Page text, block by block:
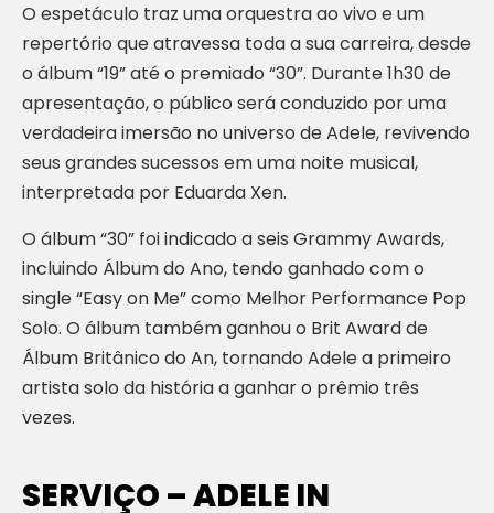
O espetáculo traz uma orquestra ao vivo e um
repertório que atravessa toda a sua carreira, desde
o álbum “19” até o premiado “30”. Durante 1h30 de
apresentação, o público será conduzido por uma
verdadeira imersão no universo de Adele, revivendo
seus grandes sucessos em uma noite musical,
interpretada por Eduarda Xen.
O álbum “30” foi indicado a seis Grammy Awards,
incluindo Álbum do Ano, tendo ganhado com o
single “Easy on Me” como Melhor Performance Pop
Solo. O álbum também ganhou o Brit Award de
Álbum Britânico do An, tornando Adele a primeiro
artista solo da história a ganhar o prêmio três
vezes.
SERVIÇO – ADELE IN